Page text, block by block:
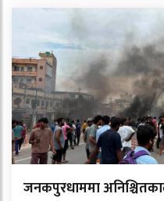
जनकपुरधाममा